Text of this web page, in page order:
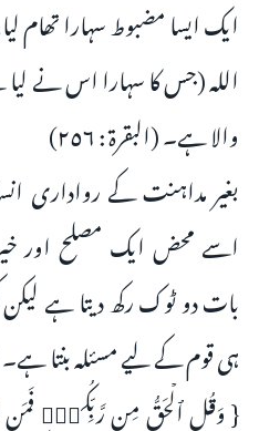
ایک ایسا مضبوط سہارا تھام
اللہ (جس کا سہارا اس نے
والا ہے۔ (البقرة : ٢٥٦)
بغیر مداہنت کے رواداری
اسے محض ایک مصلح اور
بات دو ٹوک رکھ دیتا ہے لیکن
ہی قوم کے لیے مسئلہ بنتا
{ وَقُلِ ٱلۡحَقُّ مِن رَّبِّكُمۡۖ